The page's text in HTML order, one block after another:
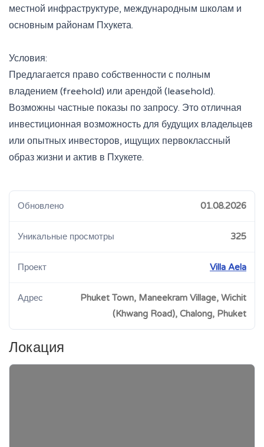
местной инфраструктуре, международным школам и
основным районам Пхукета.
Условия:
Предлагается право собственности с полным
владением (freehold) или арендой (leasehold).
Возможны частные показы по запросу. Это отличная
инвестиционная возможность для будущих владельцев
или опытных инвесторов, ищущих первоклассный
образ жизни и актив в Пхукете.
Обновлено 01.08.2026
Уникальные просмотры 325
Проект Villa Aela
Адрес
Phuket Town, Maneekram Village, Wichit
(Khwang Road), Chalong, Phuket
Локация